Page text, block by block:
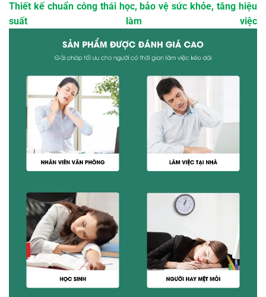
Thiết kế chuẩn công thái học, bảo vệ sức khỏe, tăng hiệu
suất làm việc